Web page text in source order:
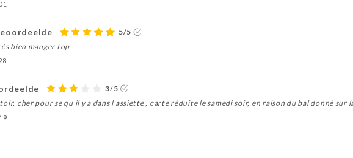
5/5
bien manger top
3/5
cher pour se qu il y a dans l assiette , carte réduite le samedi soir, en raison du bal donné sur